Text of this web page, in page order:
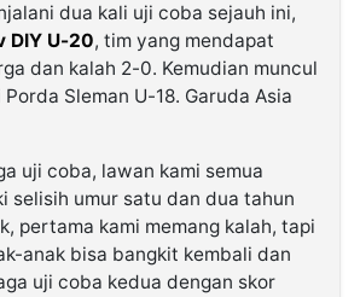
dua kali uji coba sejauh ini,
DIY U-20, tim yang mendapat
dan kalah 2-0. Kemudian muncul
Sleman U-18. Garuda Asia
uji coba, lawan kami semua
selisih umur satu dan dua tahun
pertama kami memang kalah, tapi
anak bisa bangkit kembali dan
uji coba kedua dengan skor